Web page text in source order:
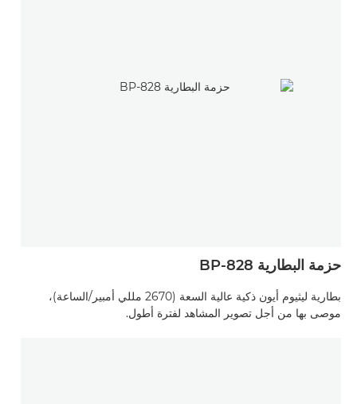
حزمة البطارية BP-828
بطارية ليثيوم أيون ذكية عالية السعة (2670 مللي أمبير/الساعة)،
موصى بها من أجل تصوير المشاهد لفترة أطول.